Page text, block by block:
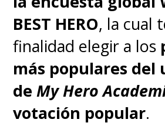
BEST HERO, la cual
finalidad elegir a los
más populares del
deMy Hero
votación popular.